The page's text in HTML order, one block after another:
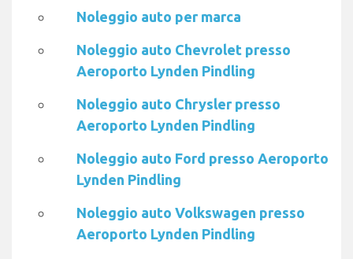
Noleggio auto per marca
Noleggio auto Chevrolet presso
Aeroporto Lynden Pindling
Noleggio auto Chrysler presso
Aeroporto Lynden Pindling
Noleggio auto Ford presso Aeroporto
Lynden Pindling
Noleggio auto Volkswagen presso
Aeroporto Lynden Pindling